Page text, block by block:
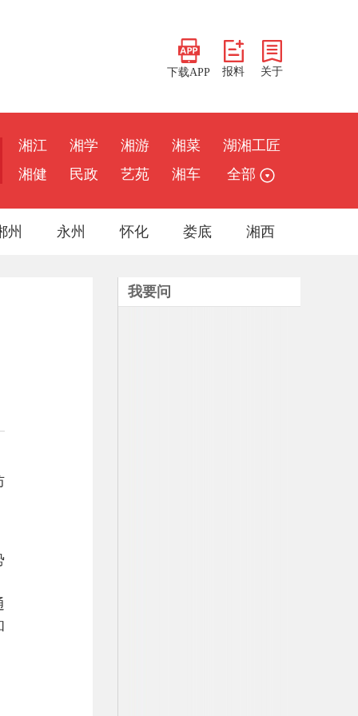
下载APP 报料 关于
湘江 湘学 湘游 湘菜
湖湘工匠
湘健
民政 艺苑 湘车 全部
州 永州 怀化 娄底 湘西
我要问